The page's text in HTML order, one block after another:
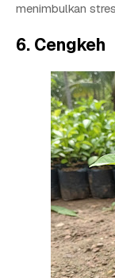
menimbulkan
6. Cengkeh